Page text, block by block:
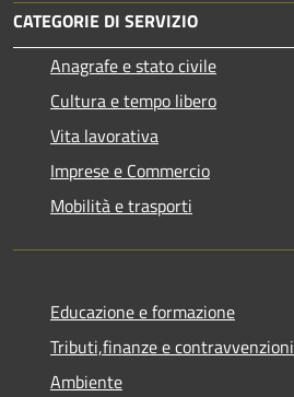
CATEGORIE DI SERVIZIO
Anagrafe e stato civile
Cultura e tempo libero
Vita lavorativa
Imprese e Commercio
Mobilità e trasporti
Educazione e formazione
Tributi,finanze e contravvenzioni
Ambiente